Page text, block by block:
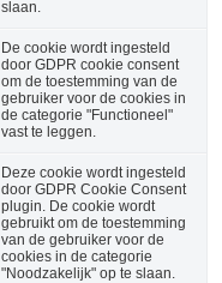
slaan.
De cookie wordt ingesteld
door GDPR cookie consent
om de toestemming van de
gebruiker voor de cookies in
de categorie "Functioneel"
vast te leggen.
Deze cookie wordt ingesteld
door GDPR Cookie Consent
plugin. De cookie wordt
gebruikt om de toestemming
van de gebruiker voor de
cookies in de categorie
"Noodzakelijk" op te slaan.